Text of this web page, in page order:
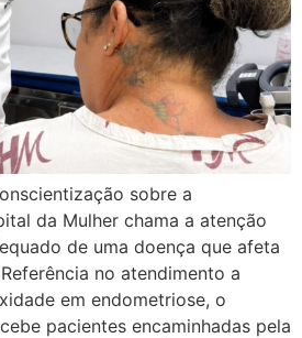
sobre a
da Mulher chama a atenção
de uma doença que afeta
no atendimento a
em endometriose, o
pacientes encaminhadas pela